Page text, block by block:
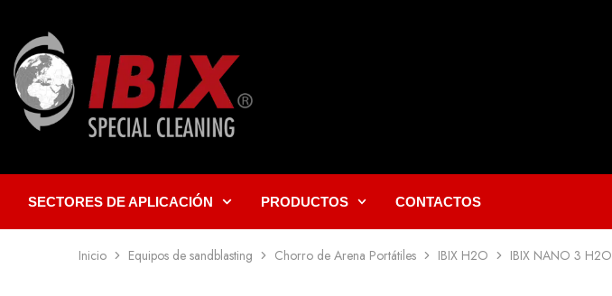
SECTORES DE APLICACIÓN PRODUCTOS CONTACTOS
Inicio Equipos de sandblasting Chorro de Arena Portátiles IBIX H2O IBIX NANO 3 H2O